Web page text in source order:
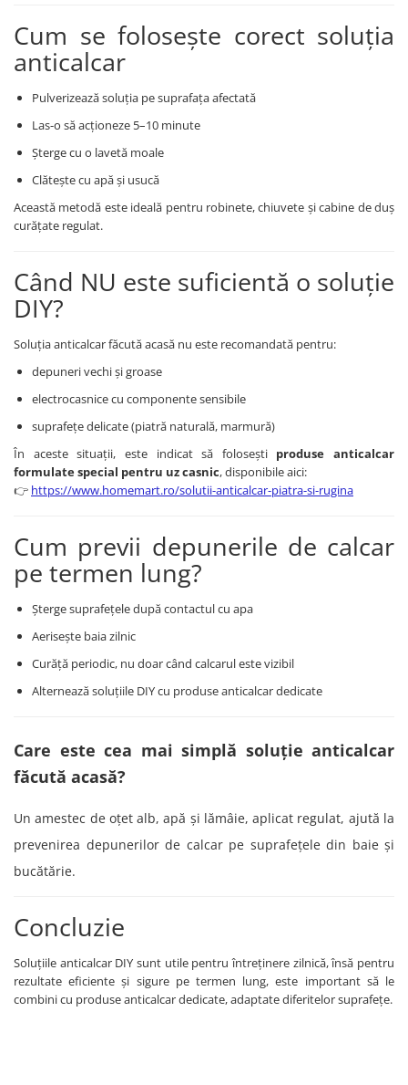
Cum se folosește corect soluția
anticalcar
Pulverizează soluția pe suprafața afectată
Las-o să acționeze 5–10 minute
Șterge cu o lavetă moale
Clătește cu apă și usucă
Această metodă este ideală pentru robinete, chiuvete și cabine de duș
curățate regulat.
Când NU este suficientă o soluție
DIY?
Soluția anticalcar făcută acasă nu este recomandată pentru:
depuneri vechi și groase
electrocasnice cu componente sensibile
suprafețe delicate (piatră naturală, marmură)
În aceste situații, este indicat să folosești produse anticalcar
formulate special pentru uz casnic, disponibile aici:
👉 https://www.homemart.ro/solutii-anticalcar-piatra-si-rugina
Cum previi depunerile de calcar
pe termen lung?
Șterge suprafețele după contactul cu apa
Aerisește baia zilnic
Curăță periodic, nu doar când calcarul este vizibil
Alternează soluțiile DIY cu produse anticalcar dedicate
Care este cea mai simplă soluție anticalcar
făcută acasă?
Un amestec de oțet alb, apă și lămâie, aplicat regulat, ajută la
prevenirea depunerilor de calcar pe suprafețele din baie și
bucătărie.
Concluzie
Soluțiile anticalcar DIY sunt utile pentru întreținere zilnică, însă pentru
rezultate eficiente și sigure pe termen lung, este important să le
combini cu produse anticalcar dedicate, adaptate diferitelor suprafețe.